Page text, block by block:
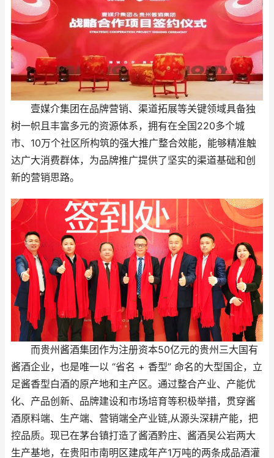
壹媒介集团在品牌营销、渠道拓展等关键领域具备独
树一帜且丰富多元的资源体系，拥有在全国220多个城
市、10万个社区所构筑的强大推广整合效能，能够精准触
达广大消费群体，为品牌推广提供了坚实的渠道基础和创
新的营销思路。
而贵州酱酒集团作为注册资本50亿元的贵州三大国有
酱酒企业，也是唯一以 “省名 + 香型” 命名的大型国企，立
足酱香型白酒的原产地和主产区。通过整合产业、产能优
化、产品创新、品牌建设和市场培育等积极举措，贯穿酱
酒原料端、生产端、营销端全产业链,从源头深耕产能，把
控品质。现已在茅台镇打造了酱酒黔庄、酱酒吴公岩两大
生产基地，在贵阳市南明区建成年产1万吨的两条成品酒灌